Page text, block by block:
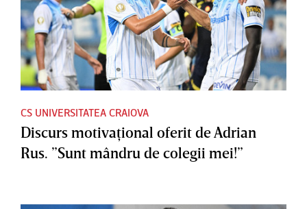
CS UNIVERSITATEA CRAIOVA
Discurs motivaţional oferit de Adrian
Rus. ”Sunt mândru de colegii mei!”